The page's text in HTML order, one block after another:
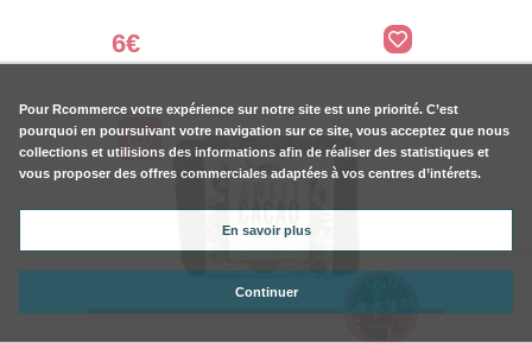
6€
Pour Rcommerce votre expérience sur notre site est une priorité. C’est
pourquoi en poursuivant votre navigation sur ce site, vous acceptez que nous
collections et utilisions des informations afin de réaliser des statistiques et
vous proposer des offres commerciales adaptées à vos centres d’intérets.
En savoir plus
Continuer